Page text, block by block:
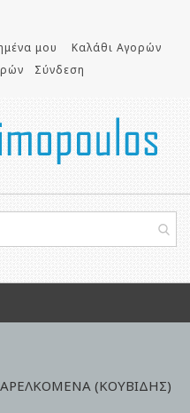
μου
Καλάθι Αγορών
Σύνδεση
(ΚΟΥΒΙΔΗΣ)